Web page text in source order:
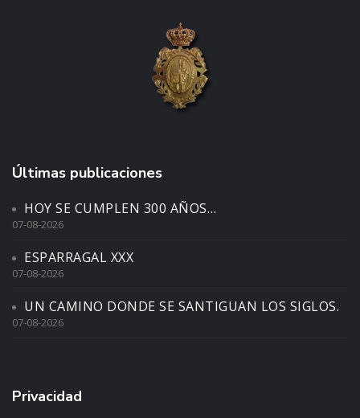
Últimas publicaciones
HOY SE CUMPLEN 300 AÑOS…
07-08-2026
ESPARRAGAL XXX
07-08-2026
UN CAMINO DONDE SE SANTIGUAN LOS SIGLOS.
07-08-2026
Privacidad